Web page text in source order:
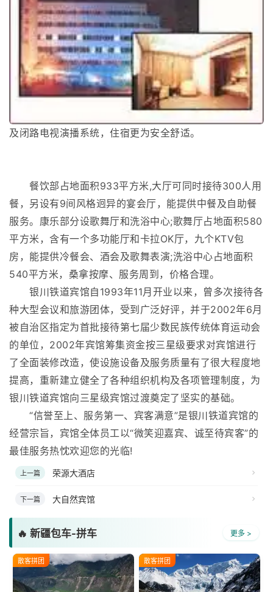
及闭路电视演播系统，住宿更为安全舒适。
餐饮部占地面积933平方米,大厅可同时接待300人用
餐，另设有9间风格迥异的宴会厅，能提供中餐及自助餐
服务。康乐部分设歌舞厅和洗浴中心;歌舞厅占地面积580
平方米，含有一个多功能厅和卡拉OK厅，九个KTV包
房，能提供冷餐会、酒会及歌舞表演;洗浴中心占地面积
540平方米，桑拿按摩、服务周到，价格合理。
银川铁道宾馆自1993年11月开业以来，曾多次接待各
种大型会议和旅游团体，受到广泛好评，并于2002年6月
被自治区指定为首批接待第七届少数民族传统体育运动会
的单位，2002年宾馆筹集资金按三星级要求对宾馆进行
了全面装修改造，使设施设备及服务质量有了很大程度地
提高，重新建立健全了各种组织机构及各项管理制度，为
银川铁道宾馆向三星级宾馆过渡奠定了坚实的基础。
“信誉至上、服务第一、宾客满意”是银川铁道宾馆的
经营宗旨，宾馆全体员工以“微笑迎嘉宾、诚至待宾客”的
最佳服务热忱欢迎您的光临!
上一篇 荣源大酒店
下一篇 大自然宾馆
🔥 新疆包车-拼车 更多 >
散客拼团 散客拼团